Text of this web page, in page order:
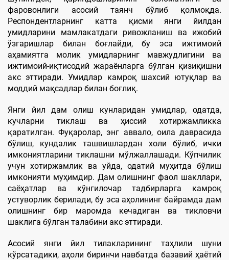
фаровонлиги асосий таянч бўлиб қолмоқда.
Респондентларнинг катта қисми янги йилдан
умидларини мамлакатдаги ривожланиш ва ижобий
ўзгаришлар билан боғлайди, бу эса ижтимоий
аҳамиятга молик умидларнинг мавжудлигини ва
ижтимоий-иқтисодий жараёнларга бўлган қизиқишни
акс эттиради. Умидлар камроқ шахсий ютуқлар ва
моддий мақсадлар билан боғлиқ.
Янги йил дам олиш кунларидан умидлар, одатда,
кучларни тиклаш ва ҳиссий хотиржамликка
қаратилган. Фуқаролар, энг аввало, оила даврасида
бўлиш, кундалик ташвишлардан холи бўлиб, ички
имкониятларини тиклашни мўлжаллашади. Кўпчилик
учун хотиржамлик ва уйда, одатий муҳитда бўлиш
имконияти муҳимдир. Дам олишнинг фаол шакллари,
саёҳатлар ва кўнгилочар тадбирларга камроқ
устуворлик берилади, бу эса аҳолининг байрамда дам
олишнинг бир маромда кечадиган ва тикловчи
шаклига бўлган талабини акс эттиради.
Асосий янги йил тилакларининг таҳлили шуни
кўрсатадики, аҳоли биринчи навбатда базавий ҳаётий